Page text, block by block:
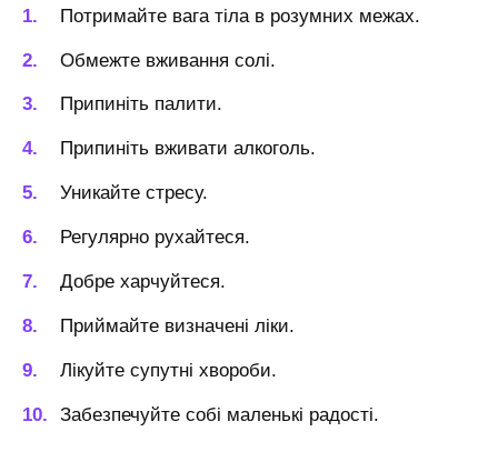
Потримайте вага тіла в розумних межах.
Обмежте вживання солі.
Припиніть палити.
Припиніть вживати алкоголь.
Уникайте стресу.
Регулярно рухайтеся.
Добре харчуйтеся.
Приймайте визначені ліки.
Лікуйте супутні хвороби.
Забезпечуйте собі маленькі радості.